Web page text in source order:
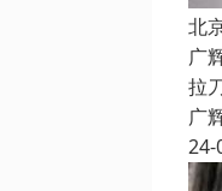
北
广
拉
广
24-